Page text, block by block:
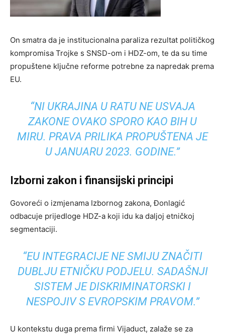
On smatra da je institucionalna paraliza rezultat političkog
kompromisa Trojke s SNSD-om i HDZ-om, te da su time
propuštene ključne reforme potrebne za napredak prema
EU.
“NI UKRAJINA U RATU NE USVAJA
ZAKONE OVAKO SPORO KAO BIH U
MIRU. PRAVA PRILIKA PROPUŠTENA JE
U JANUARU 2023. GODINE.”
Izborni zakon i finansijski principi
Govoreći o izmjenama Izbornog zakona, Đonlagić
odbacuje prijedloge HDZ-a koji idu ka daljoj etničkoj
segmentaciji.
“EU INTEGRACIJE NE SMIJU ZNAČITI
DUBLJU ETNIČKU PODJELU. SADAŠNJI
SISTEM JE DISKRIMINATORSKI I
NESPOJIV S EVROPSKIM PRAVOM.”
U kontekstu duga prema firmi Vijaduct, zalaže se za